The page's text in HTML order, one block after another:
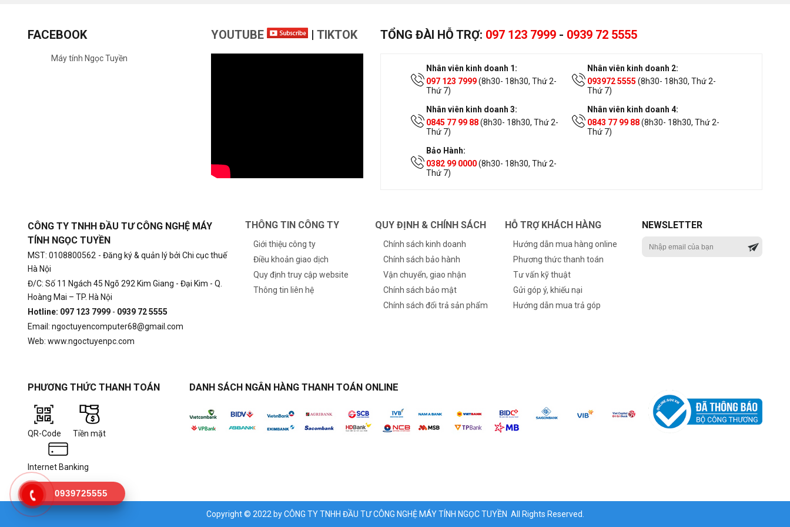
FACEBOOK
Máy tính Ngọc Tuyền
YOUTUBE | TIKTOK TỔNG ĐÀI HỖ TRỢ: 097 123 7999 - 0939 72 5555
Nhân viên kinh doanh 1:
097 123 7999(8h30- 18h30, Thứ 2-
Thứ 7)
Nhân viên kinh doanh 2:
093972 5555 (8h30- 18h30, Thứ 2-
Thứ 7)
Nhân viên kinh doanh 3:
0845 77 99 88(8h30- 18h30, Thứ 2-
Thứ 7)
Nhân viên kinh doanh 4:
0843 77 99 88(8h30- 18h30, Thứ 2-
Thứ 7)
Bảo Hành:
0382 99 0000(8h30- 18h30, Thứ 2-
Thứ 7)
CÔNG TY TNHH ĐẦU TƯ CÔNG NGHỆ MÁY
TÍNH NGỌC TUYỀN
MST: 0108800562 - Đăng ký & quản lý bởi Chi cục thuế
Hà Nội
Đ/C: Số 11 Ngách 45 Ngõ 292 Kim Giang - Đại Kim - Q.
Hoàng Mai – TP. Hà Nội
Hotline: 097 123 7999 - 0939 72 5555
Email: ngoctuyencomputer68@gmail.com
Web: www.ngoctuyenpc.com
THÔNG TIN CÔNG TY
Giới thiệu công ty
Điều khoản giao dịch
Quy định truy cập website
Thông tin liên hệ
QUY ĐỊNH & CHÍNH SÁCH
Chính sách kinh doanh
Chính sách bảo hành
Vận chuyển, giao nhận
Chính sách bảo mật
Chính sách đổi trả sản phẩm
HỖ TRỢ KHÁCH HÀNG
Hướng dẫn mua hàng online
Phương thức thanh toán
Tư vấn kỹ thuật
Gửi góp ý, khiếu nại
Hướng dẫn mua trả góp
NEWSLETTER
PHƯƠNG THỨC THANH TOÁN
QR-Code Tiền mặt
Internet Banking
DANH SÁCH NGÂN HÀNG THANH TOÁN ONLINE
Copyright © 2022 by CÔNG TY TNHH ĐẦU TƯ CÔNG NGHỆ MÁY TÍNH NGỌC TUYỀN All Rights Reserved.
0939725555